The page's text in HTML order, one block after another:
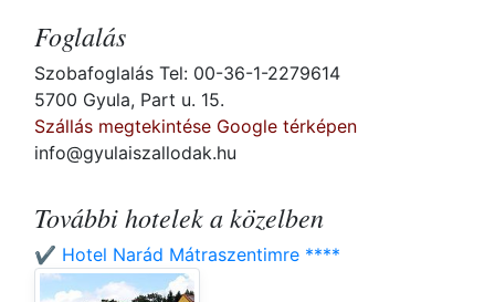
Foglalás
Szobafoglalás Tel: 00-36-1-2279614
5700 Gyula, Part u. 15.
Szállás megtekintése Google térképen
info@gyulaiszallodak.hu
További hotelek a közelben
✔️ Hotel Narád Mátraszentimre ****